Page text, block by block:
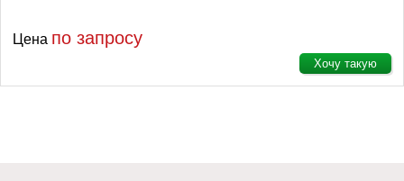
Цена по запросу
Хочу такую